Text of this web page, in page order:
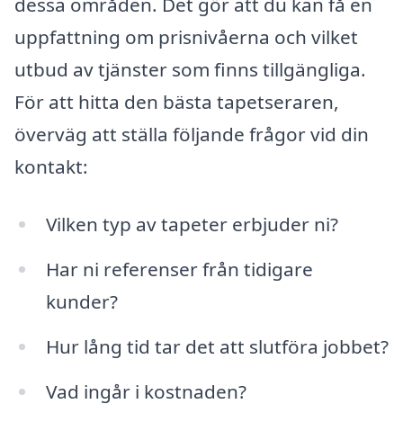
uppfattning om prisnivåerna och vilket
utbud av tjänster som finns tillgängliga.
För att hitta den bästa tapetseraren,
överväg att ställa följande frågor vid din
kontakt:
Vilken typ av tapeter erbjuder ni?
Har ni referenser från tidigare
kunder?
Hur lång tid tar det att slutföra jobbet?
Vad ingår i kostnaden?